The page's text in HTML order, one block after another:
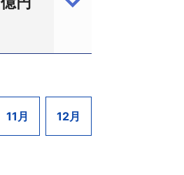
万円
棄額が拡
、市民か
、バブル
国際グリー
していた。
に委託す
リング
・親富孝
、歓楽街
名）は、10
7021ヤー
11月 12月